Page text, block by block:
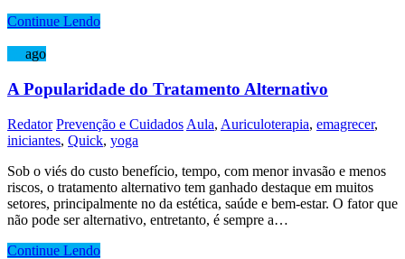
Continue Lendo
ago
A Popularidade do Tratamento Alternativo
Redator Prevenção e Cuidados Aula, Auriculoterapia, emagrecer,
iniciantes, Quick, yoga
Sob o viés do custo benefício, tempo, com menor invasão e menos
riscos, o tratamento alternativo tem ganhado destaque em muitos
setores, principalmente no da estética, saúde e bem-estar. O fator que
não pode ser alternativo, entretanto, é sempre a…
Continue Lendo